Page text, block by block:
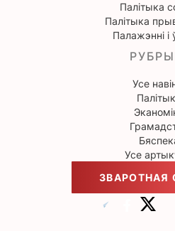
Палітыка
Палітыка
Палажэнні
Усе
Усе
ЗВАРОТНАЯ